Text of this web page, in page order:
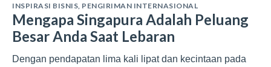
INSPIRASI BISNIS PENGIRIMAN INTERNASIONAL
Mengapa Singapura Adalah Peluang
Besar Anda Saat Lebaran
Dengan pendapatan lima kali lipat dan kecintaan pada